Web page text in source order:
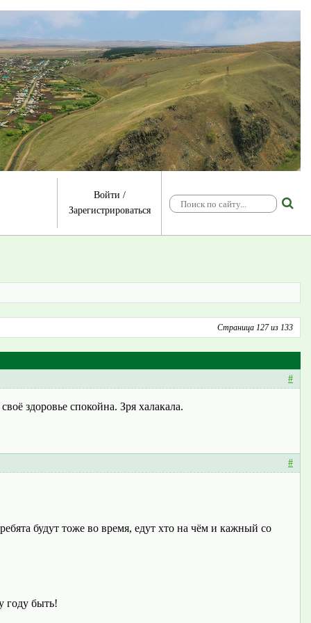
Войти /
Зарегистрироваться
Страница 127 из 133
#
здоровье спокойна. Зря халакала.
#
будут тоже во время, едут хто на чём и кажный со
году быть!